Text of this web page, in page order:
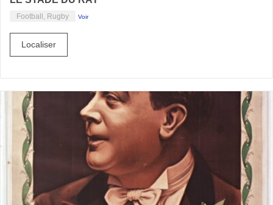
Football, Rugby Voir
Localiser